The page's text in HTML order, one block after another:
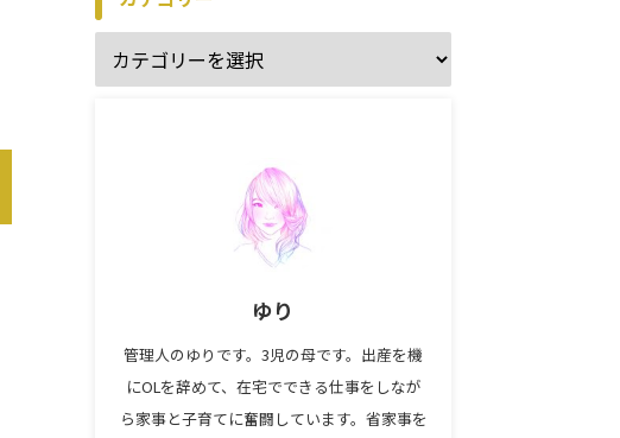
ゆり
管理人のゆりです。3児の母です。出産を機
にOLを辞めて、在宅でできる仕事をしなが
ら家事と子育てに奮闘しています。省家事を